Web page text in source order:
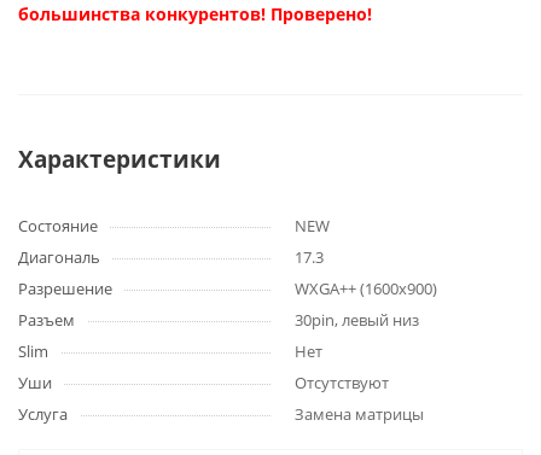
большинства конкурентов! Проверено!
Характеристики
Состояние
NEW
Диагональ
17.3
Разрешение
WXGA++ (1600x900)
Разъем
30pin, левый низ
Slim
Нет
Уши
Отсутствуют
Услуга
Замена матрицы